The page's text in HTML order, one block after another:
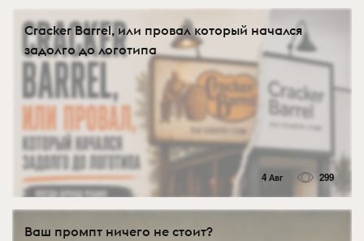
Cracker Barrel, или провал который начался
задолго до логотипа
4 Авг 299
Ваш промпт ничего не стоит?